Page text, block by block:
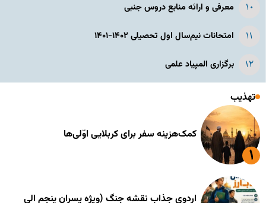
معرفی و ارائه منابع دروس جنبی
امتحانات نیم‌سال اول تحصیلی ۱۴۰۲-۱۴۰۱
برگزاری المپیاد علمی
تهذیب
کمک‌هزینه سفر برای کربلایی اوّلی‌ها
اردوی جذاب نقشه جنگ (ویژه پسران پنجم الی